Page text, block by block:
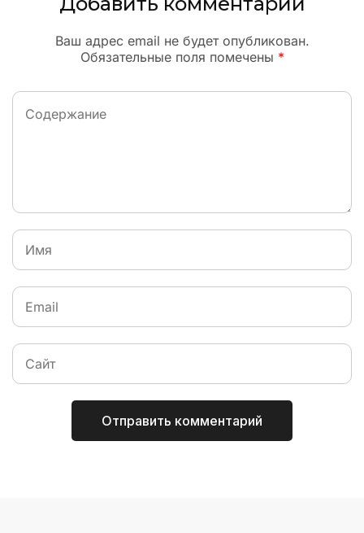
Ваш адрес email не будет опубликован.
Обязательные поля помечены *